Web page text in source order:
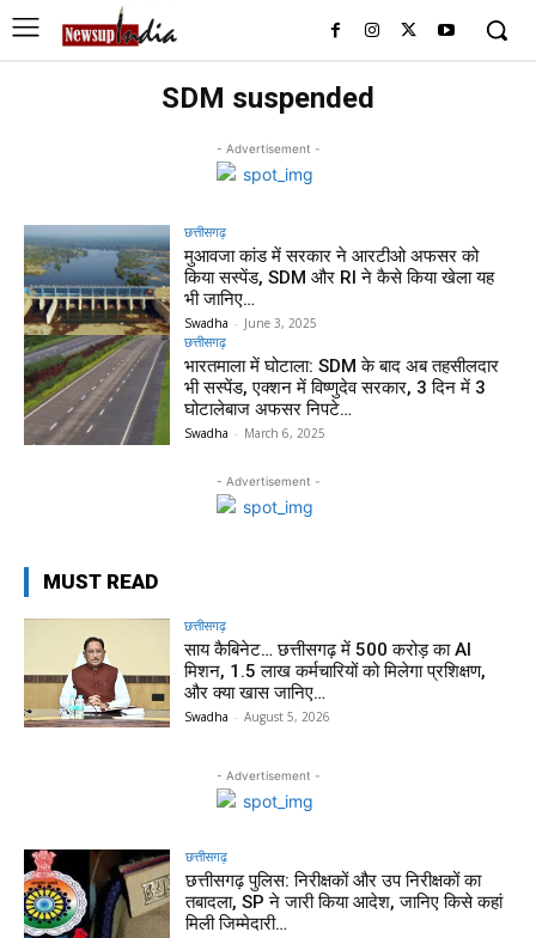
SDM suspended
- Advertisement -
छत्तीसगढ़
मुआवजा कांड में सरकार ने आरटीओ अफसर को
किया सस्पेंड, SDM और RI ने कैसे किया खेला यह
भी जानिए…
Swadha - June 3, 2025
छत्तीसगढ़
भारतमाला में घोटाला: SDM के बाद अब तहसीलदार
भी सस्पेंड, एक्शन में विष्णुदेव सरकार, 3 दिन में 3
घोटालेबाज अफसर निपटे…
Swadha - March 6, 2025
- Advertisement -
MUST READ
छत्तीसगढ़
साय कैबिनेट… छत्तीसगढ़ में 500 करोड़ का AI
मिशन, 1.5 लाख कर्मचारियों को मिलेगा प्रशिक्षण,
और क्या खास जानिए…
Swadha - August 5, 2026
- Advertisement -
छत्तीसगढ़
छत्तीसगढ़ पुलिस: निरीक्षकों और उप निरीक्षकों का
तबादला, SP ने जारी किया आदेश, जानिए किसे कहां
मिली जिम्मेदारी…